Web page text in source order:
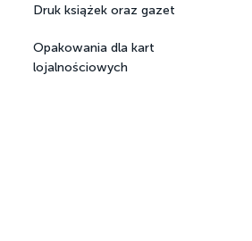
Druk książek oraz gazet ​​​​​​​
Opakowania dla kart
lojalnościowych